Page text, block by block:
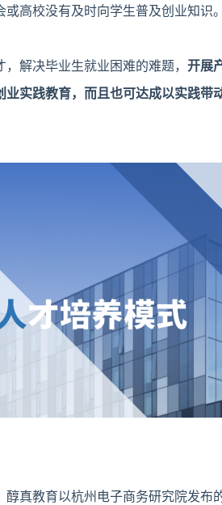
高校没有及时向学生普及创业知识。
解决毕业生就业困难的难题， 开展
实践教育，而且也可达成以实践带
真教育以杭州电子商务研究院发布